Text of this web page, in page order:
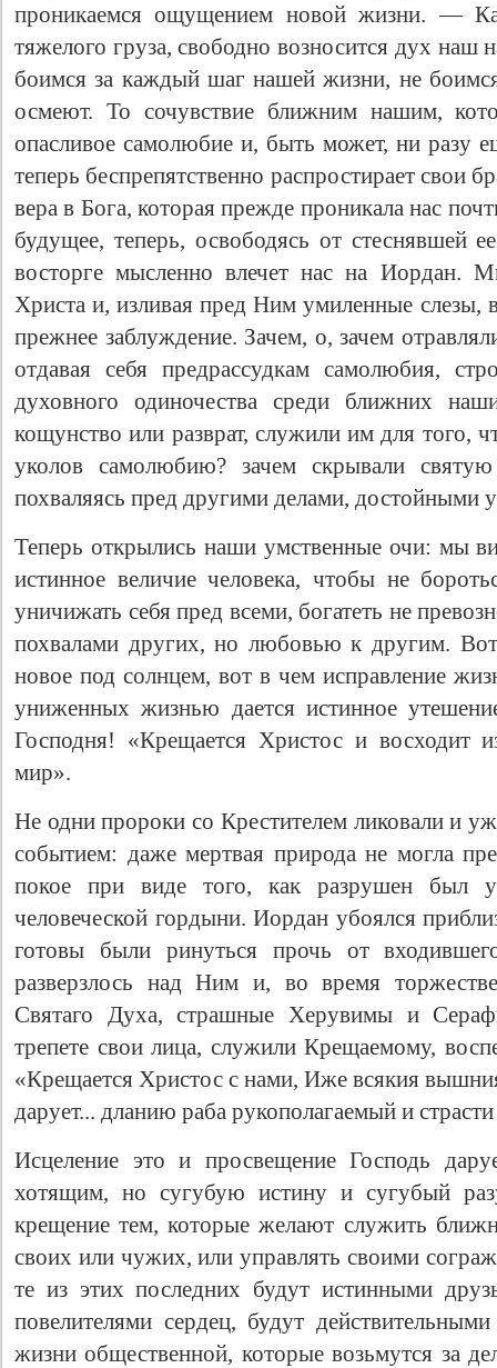
проникаемся ощущением новой жизни. —
тяжелого груза, свободно возносится дух
боимся за каждый шаг нашей жизни, не
осмеют. То сочувствие ближним нашим,
опасливое самолюбие и, быть может, ни разу
теперь беспрепятственно распростирает свои
вера в Бога, которая прежде проникала нас
будущее, теперь, освободясь от стеснявшей
восторге мысленно влечет нас на Иордан.
Христа и, изливая пред Ним умиленные слезы,
прежнее заблуждение. Зачем, о, зачем
отдавая себя предрассудкам самолюбия,
духовного одиночества среди ближних
кощунство или разврат, служили им для того,
уколов самолюбию? зачем скрывали
похваляясь пред другими делами, достойными
Теперь открылись наши умственные очи: мы
истинное величие человека, чтобы не
уничижать себя пред всеми, богатеть не
похвалами других, но любовью к другим.
новое под солнцем, вот в чем исправление
униженных жизнью дается истинное
Господня! «Крещается Христос и восходит
мир».
Не одни пророки со Крестителем ликовали и
событием: даже мертвая природа не могла
покое при виде того, как разрушен был
человеческой гордыни. Иордан убоялся
готовы были ринуться прочь от
разверзлось над Ним и, во время
Святаго Духа, страшные Херувимы и
трепете свои лица, служили Крещаемому,
«Крещается Христос с нами, Иже всякия
дарует... дланию раба рукополагаемый и
Исцеление это и просвещение Господь
хотящим, но сугубую истину и сугубый
крещение тем, которые желают служить
своих или чужих, или управлять своими
те из этих последних будут истинными
повелителями сердец, будут
жизни общественной, которые возьмутся за